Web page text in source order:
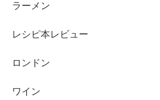
ラーメン
レシピ本レビュー
ロンドン
ワイン